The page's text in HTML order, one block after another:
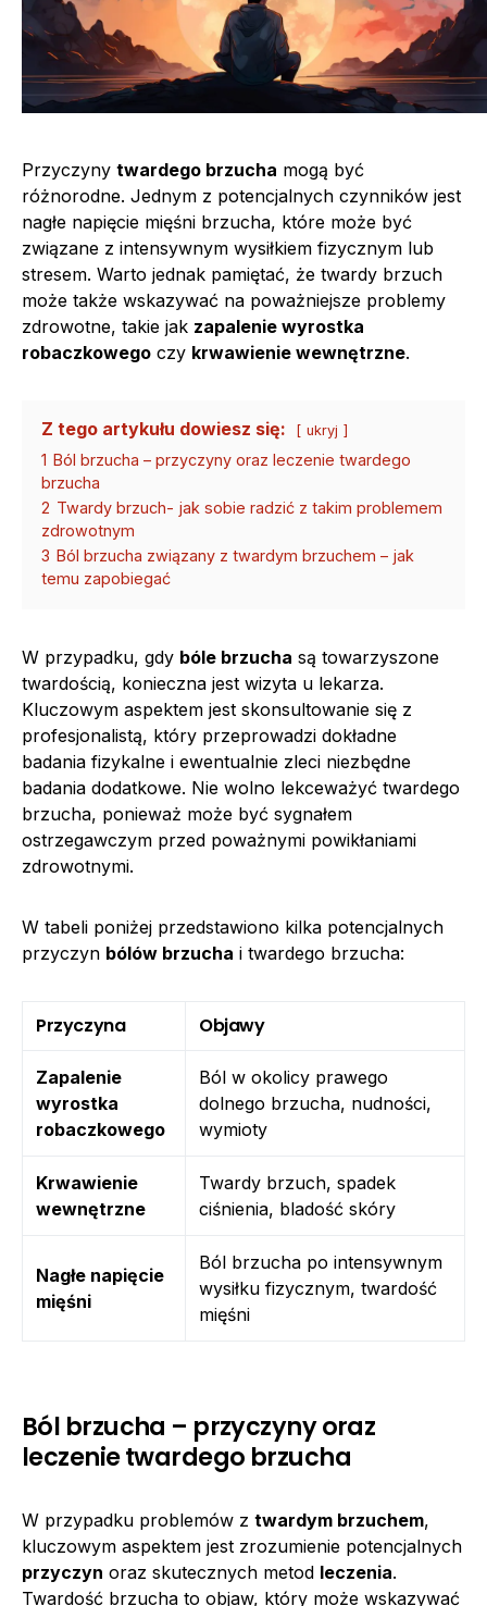
Przyczyny twardego brzucha mogą być
różnorodne. Jednym z potencjalnych czynników jest
nagłe napięcie mięśni brzucha, które może być
związane z intensywnym wysiłkiem fizycznym lub
stresem. Warto jednak pamiętać, że twardy brzuch
może także wskazywać na poważniejsze problemy
zdrowotne, takie jak zapalenie wyrostka
robaczkowego czy krwawienie wewnętrzne.
Z tego artykułu dowiesz się: ukryj
1 Ból brzucha – przyczyny oraz leczenie twardego
brzucha
2 Twardy brzuch- jak sobie radzić z takim problemem
zdrowotnym
3 Ból brzucha związany z twardym brzuchem – jak
temu zapobiegać
W przypadku, gdy bóle brzucha są towarzyszone
twardością, konieczna jest wizyta u lekarza.
Kluczowym aspektem jest skonsultowanie się z
profesjonalistą, który przeprowadzi dokładne
badania fizykalne i ewentualnie zleci niezbędne
badania dodatkowe. Nie wolno lekceważyć twardego
brzucha, ponieważ może być sygnałem
ostrzegawczym przed poważnymi powikłaniami
zdrowotnymi.
W tabeli poniżej przedstawiono kilka potencjalnych
przyczyn bólów brzucha i twardego brzucha:
Przyczyna Objawy
Zapalenie
wyrostka
robaczkowego
Ból w okolicy prawego
dolnego brzucha, nudności,
wymioty
Krwawienie
wewnętrzne
Twardy brzuch, spadek
ciśnienia, bladość skóry
Nagłe napięcie
mięśni
Ból brzucha po intensywnym
wysiłku fizycznym, twardość
mięśni
Ból brzucha – przyczyny oraz
leczenie twardego brzucha
W przypadku problemów z twardym brzuchem,
kluczowym aspektem jest zrozumienie potencjalnych
przyczyn oraz skutecznych metod leczenia.
Twardość brzucha to objaw, który może wskazywać